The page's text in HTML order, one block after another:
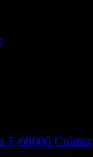
F-68066 Colmar